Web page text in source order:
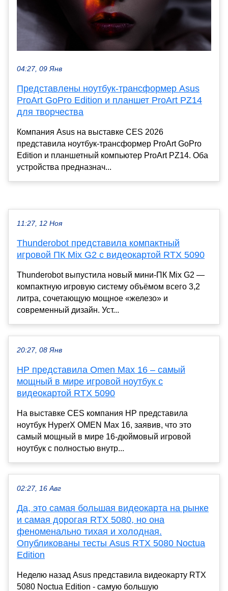
04:27, 09 Янв
Представлены ноутбук-трансформер Asus
ProArt GoPro Edition и планшет ProArt PZ14
для творчества
Компания Asus на выставке CES 2026
представила ноутбук-трансформер ProArt GoPro
Edition и планшетный компьютер ProArt PZ14. Оба
устройства предназнач...
11:27, 12 Ноя
Thunderobot представила компактный
игровой ПК Mix G2 с видеокартой RTX 5090
Thunderobot выпустила новый мини-ПК Mix G2 —
компактную игровую систему объёмом всего 3,2
литра, сочетающую мощное «железо» и
современный дизайн. Уст...
20:27, 08 Янв
HP представила Omen Max 16 – самый
мощный в мире игровой ноутбук с
видеокартой RTX 5090
На выставке CES компания HP представила
ноутбук HyperX OMEN Max 16, заявив, что это
самый мощный в мире 16-дюймовый игровой
ноутбук с полностью внутр...
02:27, 16 Авг
Да, это самая большая видеокарта на рынке
и самая дорогая RTX 5080, но она
феноменально тихая и холодная.
Опубликованы тесты Asus RTX 5080 Noctua
Edition
Неделю назад Asus представила видеокарту RTX
5080 Noctua Edition - самую большую